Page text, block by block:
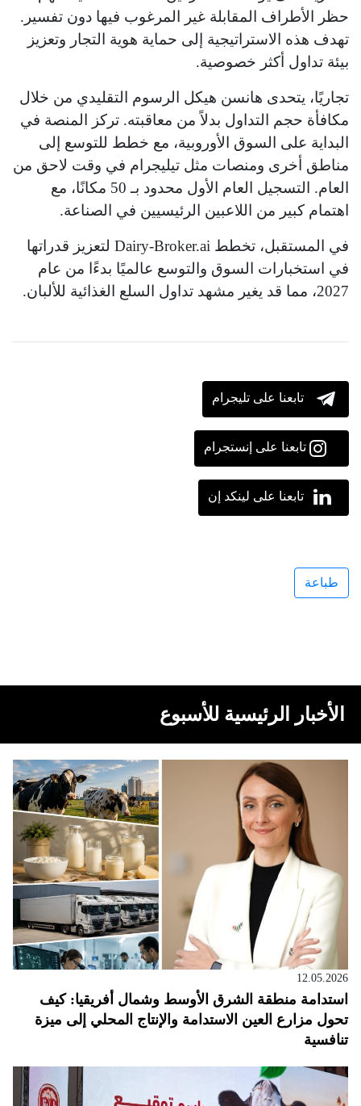
حظر الأطراف المقابلة غير المرغوب فيها دون تفسير.
تهدف هذه الاستراتيجية إلى حماية هوية التجار وتعزيز
بيئة تداول أكثر خصوصية.
تجاريًا، يتحدى هانسن هيكل الرسوم التقليدي من خلال
مكافأة حجم التداول بدلاً من معاقبته. تركز المنصة في
البداية على السوق الأوروبية، مع خطط للتوسع إلى
مناطق أخرى ومنصات مثل تيليجرام في وقت لاحق من
العام. التسجيل العام الأول محدود بـ 50 مكانًا، مع
اهتمام كبير من اللاعبين الرئيسيين في الصناعة.
في المستقبل، تخطط Dairy-Broker.ai لتعزيز قدراتها
في استخبارات السوق والتوسع عالميًا بدءًا من عام
2027، مما قد يغير مشهد تداول السلع الغذائية للألبان.
تابعنا على تليجرام
تابعنا على إنستجرام
تابعنا على لينكد إن
طباعة
الأخبار الرئيسية للأسبوع
12.05.2026
استدامة منطقة الشرق الأوسط وشمال أفريقيا: كيف
تحول مزارع العين الاستدامة والإنتاج المحلي إلى ميزة
تنافسية